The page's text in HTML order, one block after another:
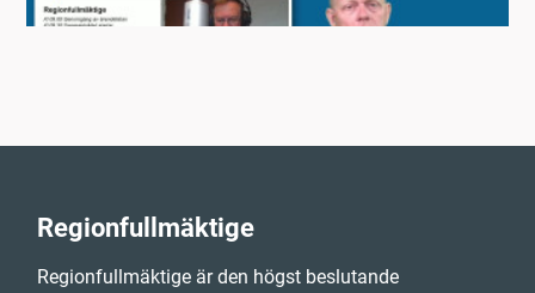
Regionfullmäktige
Regionfullmäktige är den högst beslutande